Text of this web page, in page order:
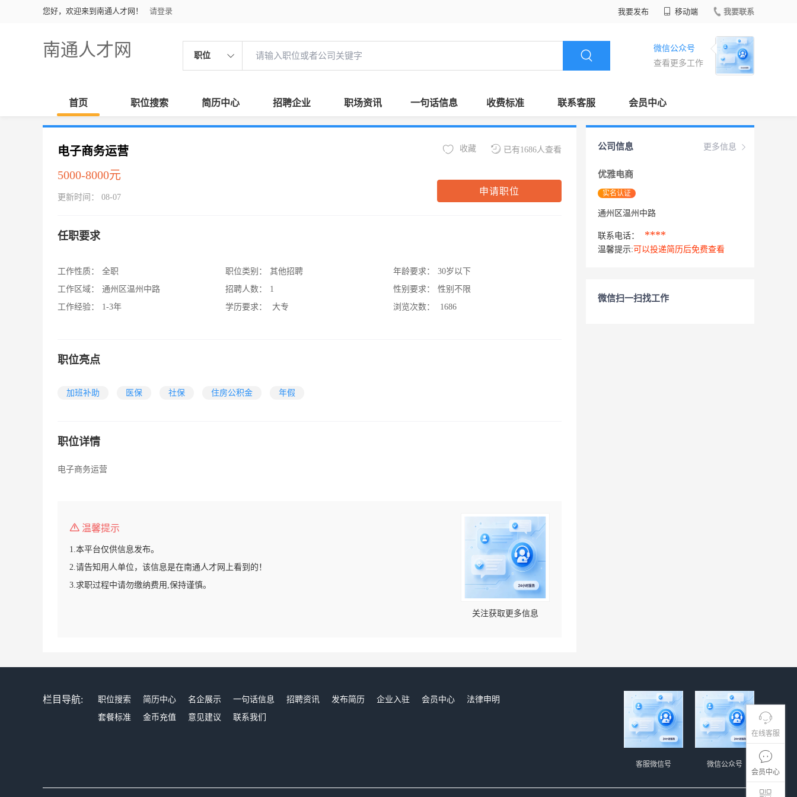
您好，欢迎来到南通人才网！ 请登录 我要发布 移动端 我要联系
南通人才网 职位
微信公众号
查看更多工作
首页 职位搜索 简历中心 招聘企业 职场资讯 一句话信息 收费标准 联系客服 会员中心
在线客服
会员中心
电子商务运营
5000-8000元
更新时间： 08-07
已有1686人查看
收藏
申请职位
任职要求
工作性质：
全职
工作区域：
通州区温州中路
工作经验：
1-3年
职位类别：
其他招聘
招聘人数：
1
学历要求：
大专
年龄要求：
30岁以下
性别要求：
性别不限
浏览次数：
1686
职位亮点
加班补助 医保 社保 住房公积金 年假
职位详情
电子商务运营
温馨提示
1.本平台仅供信息发布。
2.请告知用人单位，该信息是在南通人才网上看到的！
3.求职过程中请勿缴纳费用,保持谨慎。
关注获取更多信息
更多信息
公司信息
优雅电商
实名认证
通州区温州中路
联系电话： ****
温馨提示: 可以投递简历后免费查看
微信扫一扫找工作
栏目导航: 职位搜索 简历中心 名企展示 一句话信息 招聘资讯 发布简历 企业入驻 会员中心
法律申明
套餐标准
金币充值 意见建议 联系我们
微信公众号
客服微信号